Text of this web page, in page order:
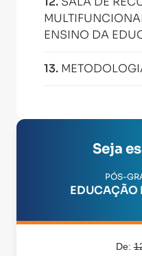
ENSINO DA
13.
Seja
PÓS-
EDUCAÇÃO
De: